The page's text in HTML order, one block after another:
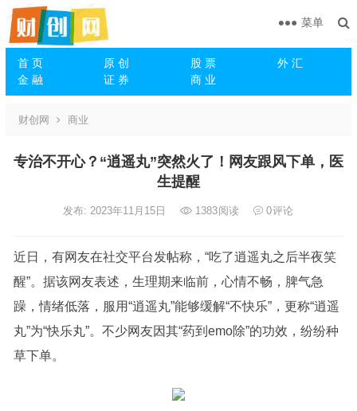
首 页 原 创 股 票
外 汇
金 融
证 券 商 业
菜单
财创网 商业
专治不开心？“逍遥丸”突然火了！网友跟风下单，医
生提醒
发布: 2023年11月15日 1383阅读 0评论
近日，有网友在社交平台发帖称，“吃了逍遥丸之后半夜笑
醒”。据该网友表述，生理期来临前，心情不畅，脾气急
躁，情绪低落，服用“逍遥丸”能够缓解“不快乐”，更称“逍遥
丸”为“快乐丸”。不少网友因其“药到emo除”的功效，纷纷种
草下单。